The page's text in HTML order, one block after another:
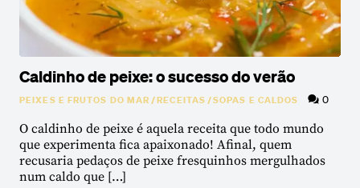
Caldinho de peixe: o sucesso do verão
PEIXES E FRUTOS DO MAR/RECEITAS/SOPAS E CALDOS 0
O caldinho de peixe é aquela receita que todo mundo
que experimenta fica apaixonado! Afinal, quem
recusaria pedaços de peixe fresquinhos mergulhados
num caldo que […]